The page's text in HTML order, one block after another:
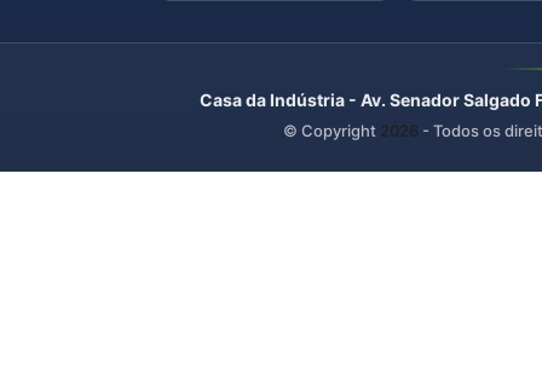
Casa da Indústria - Av. Senador
© Copyright 2026 - Todos os